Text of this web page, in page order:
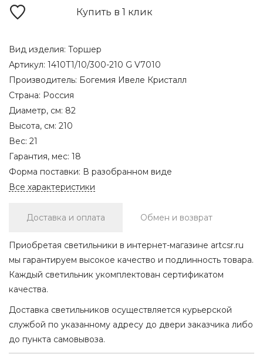
Купить в 1 клик
Вид изделия: Торшер
Артикул: 1410T1/10/300-210 G V7010
Производитель: Богемия Ивеле Кристалл
Страна: Россия
Диаметр, см: 82
Высота, см: 210
Вес: 21
Гарантия, мес: 18
Форма поставки: В разобранном виде
Все характеристики
Доставка и оплата Обмен и возврат
Приобретая светильники в интернет-магазине artcsr.ru
мы гарантируем высокое качество и подлинность товара.
Каждый светильник укомплектован сертификатом
качества.
Доставка светильников осуществляется курьерской
службой по указанному адресу до двери заказчика либо
до пункта самовывоза.